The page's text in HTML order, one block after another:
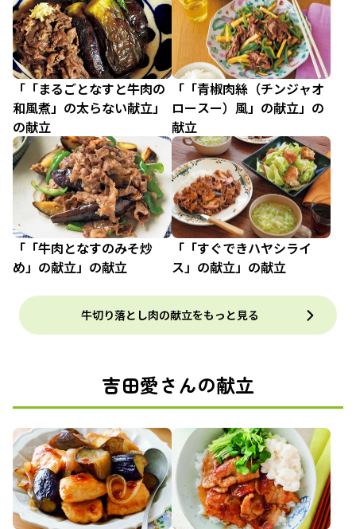
「「まるごとなすと牛肉の
和風煮」の太らない献立」
の献立
「「青椒肉絲（チンジャオ
ロースー）風」の献立」の
献立
「「牛肉となすのみそ炒
め」の献立」の献立
「「すぐできハヤシライ
ス」の献立」の献立
牛切り落とし肉の献立をもっと見る
吉田愛さんの献立